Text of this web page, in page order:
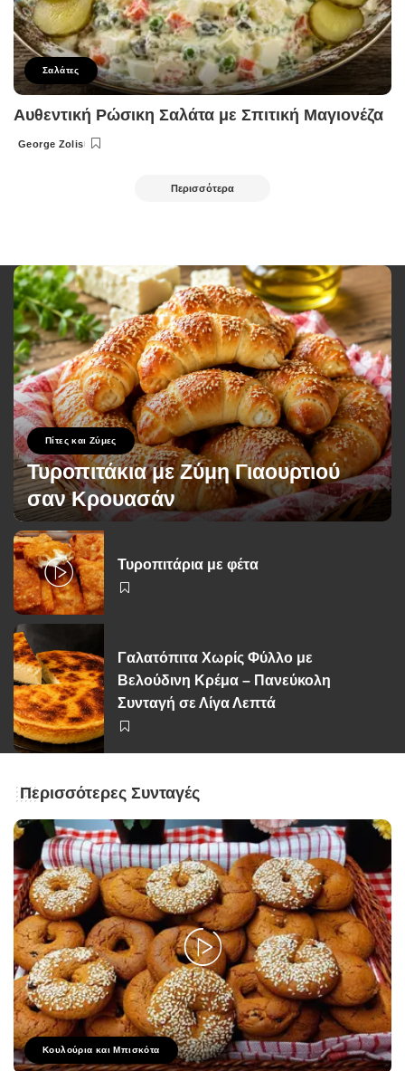
Σαλάτες
Αυθεντική Ρώσικη Σαλάτα με Σπιτική Μαγιονέζα
Posted
George Zolis
Περισσότερα
Πίτες και Ζύμες
Τυροπιτάκια με Ζύμη Γιαουρτιού
σαν Κρουασάν
Posted
by
George Zolis 12 Ιουλίου 2026
Τυροπιτάρια με φέτα
Γαλατόπιτα Χωρίς Φύλλο με
Βελούδινη Κρέμα – Πανεύκολη
Συνταγή σε Λίγα Λεπτά
Περισσότερες Συνταγές
Κουλούρια και Μπισκότα